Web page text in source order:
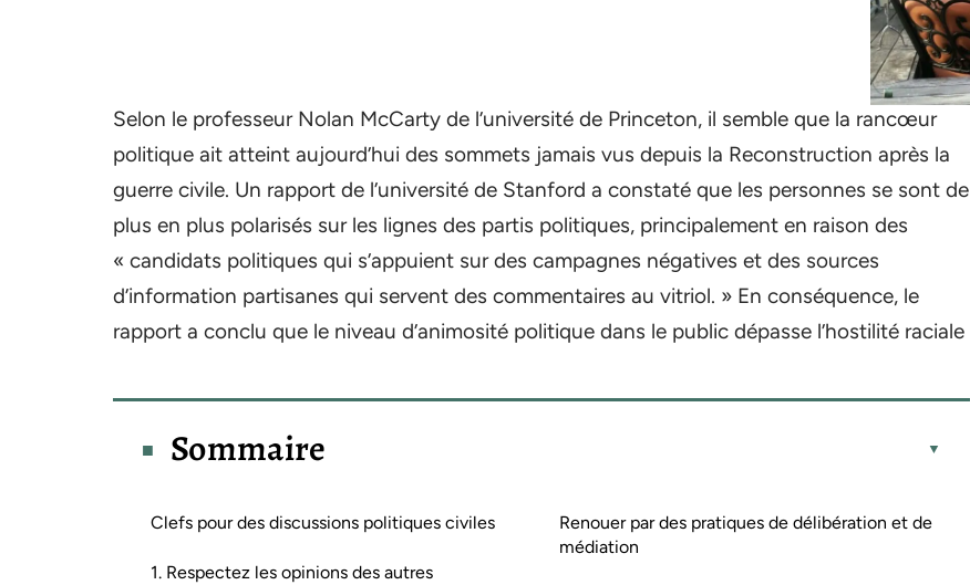
Selon le professeur Nolan McCarty de l’université de Princeton, il semble que la rancœur
politique ait atteint aujourd’hui des sommets jamais vus depuis la Reconstruction après la
guerre civile. Un rapport de l’université de Stanford a constaté que les personnes se sont de
plus en plus polarisés sur les lignes des partis politiques, principalement en raison des
« candidats politiques qui s’appuient sur des campagnes négatives et des sources
d’information partisanes qui servent des commentaires au vitriol. » En conséquence, le
rapport a conclu que le niveau d’animosité politique dans le public dépasse l’hostilité raciale
Sommaire
Clefs pour des discussions politiques civiles
1. Respectez les opinions des autres
Renouer par des pratiques de délibération et de
médiation